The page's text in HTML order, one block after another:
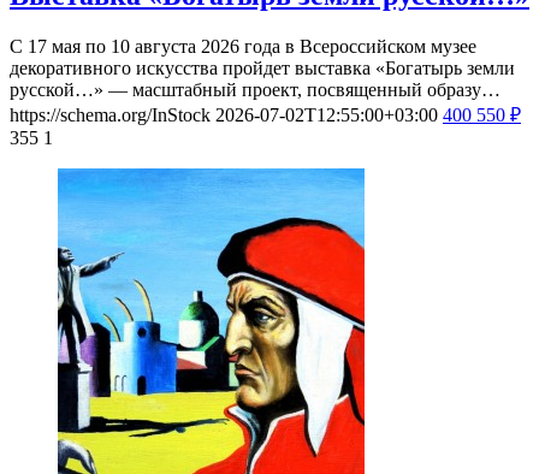
С 17 мая по 10 августа 2026 года в Всероссийском музее
декоративного искусства пройдет выставка «Богатырь земли
русской…» — масштабный проект, посвященный образу…
https://schema.org/InStock 2026-07-02T12:55:00+03:00 400 550 ₽
355 1